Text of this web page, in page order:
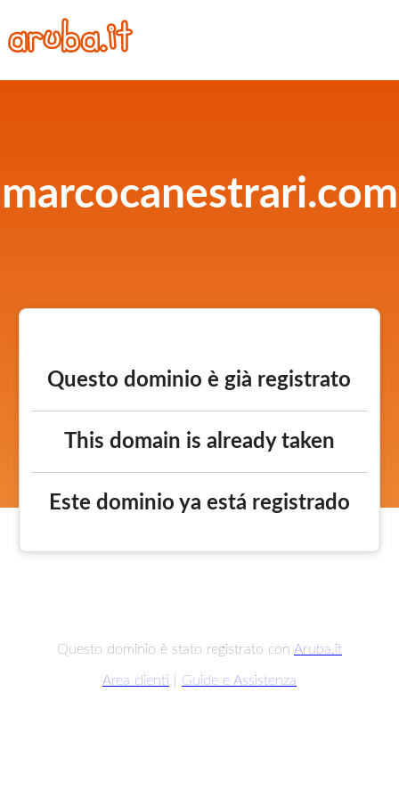
marcocanestrari.com
Questo dominio è già registrato
This domain is already taken
Este dominio ya está registrado
Questo dominio è stato registrato con Aruba.it
Area clienti Guide e Assistenza